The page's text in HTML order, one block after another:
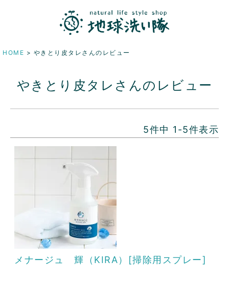
HOME やきとり皮タレさんのレビュー
やきとり皮タレさんのレビュー
5件中 1 -5件表示
メナージュ 輝（KIRA）[掃除用スプレー]